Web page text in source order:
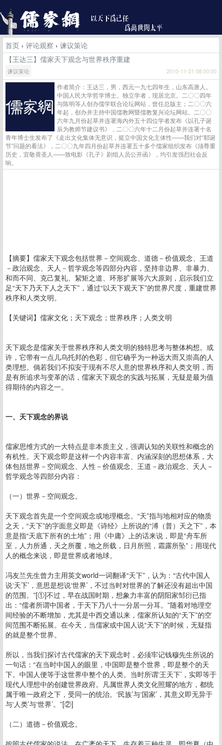
首页 › 评论观察 › 谏议策论
【王达三】儒家天下观念与世界秩序重建
谏议策论 2010-11-21 08:00:00
作者简介：王达三，男，西元一九七四年生，山东高唐人。
中国人民大学哲学博士。独立学者，现居北京。二〇〇四年
与陈明等人创办儒学联合论坛网站，曾任总版主；二〇〇六
年起，创办并主持中国儒教网暨儒教复兴论坛网站。二〇〇
六年九月份起草并连署海内外五十四位学者发布《以孔子诞
辰为教师节建议书》，二〇〇六年十二月份起草并连署十名
青年博士生发布了《走出文化集体无意识，挺立中国文化主体性——我们对“耶诞
节”问题的看法》，二〇〇九年四月份起草并连署五十多个儒家组织发布《须尊重
历史，宜敬畏圣人——致电影《孔子》剧组人员公开函》，均引发强烈社会反
响。
【摘要】儒家天下观念包括世界－空间观念、道德－价值观念、王道
－政治观念、天人－哲学观念等四部分内容，坚持非边界、非暴力、
和而不同、克己复礼、絜矩之道、环形扩展等六大原则，启示我们立
足“天下乃天下人之天下”，通过“以天下观天下”的世界尺度，重建世界
秩序和人类文明。
【关键词】儒家文化；天下观念；世界秩序；人类文明
天下观念是儒家关于世界秩序和人类文明的独特思考与整体构想。或
许，它带有一点儿乌托邦的色彩，但它确乎为一种远大而又崇高的人
类理想。倘若我们不拟安于现有不尽人意的世界秩序和人类文明，而
是有所追求与变革的话，儒家天下观念的实践与拓展，无疑是最为值
得期待的内容之一。
一、天下观念的界说
儒家思维方式的一大特点是非本质主义，强调认知的关联性和概念的
有机性。天下观念即是这样一个内容丰富、内涵深刻的思想体系，大
体包括世界－空间观念、人性－价值观念、王道－政治观念、天人－
哲学观念等四部分内容：
（一）世界－空间观念。
天下观念首先是一个空间观念或地理概念。“天”指与地相对应的物质
之天，“天下”的字面意义即是《诗经》上所说的“溥（普）天之下”，本
意是指“天底下所有的土地”；用《中庸》上的话来说，即是“舟车所
至，人力所通，天之所覆，地之所载，日月所照，霜露所坠”；用现代
人的概念来说，即是世界或者地球。
冯友兰先生曾力主用英文world一词翻译“天下”，认为：“古代中国人
说‘天下’，意思是想说‘世界’，不过当时对世界的了解还没有超出中国
的范围。”[①]不过，早在战国时期，想象力丰富的阴阳家邹衍已指
出：“儒者所谓中国者，于天下乃八十一分居一分耳。”随着对地理空
间经验的不断增加，尤其是中西交通以来，儒家所认知的“天下”的空
间范围不断拓展。在今天，当儒家或中国人说“天下”的时候，无疑指
的就是整个世界。
所以，当我们探讨古代儒家的天下观念时，必须牢记钱穆先生所说的
一句话：“在当时中国人的眼里，中国即是整个世界，即是整个的天
下。中国人便等于这世界中整个的人类。当时所谓‘王天下’，实即等于
现代人理想中的创建世界政府。凡属世界人类文化照耀的地方，都统
属于唯一政府之下，受同一的统治。‘民族’与‘国家’，其意义即无异于
与‘人类’与‘世界’。”[②]
（二）道德－价值观念。